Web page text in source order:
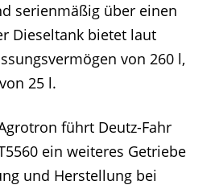
serienmäßig über einen
Dieseltank bietet laut
von 260 l,
25 l.
führt Deutz-Fahr
ein weiteres Getriebe
und Herstellung bei